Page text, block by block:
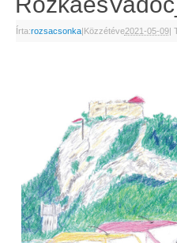
Írta:rozsacsonka|Közzétéve2021-05-09|